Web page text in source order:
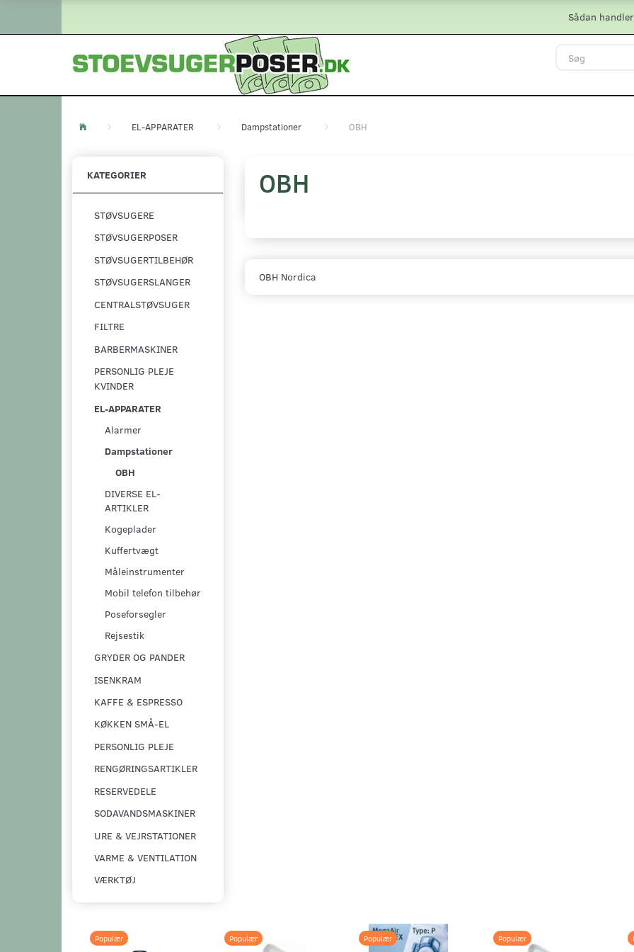
Sådan
EL-APPARATER Dampstationer OBH
KATEGORIER
STØVSUGERE
STØVSUGERPOSER
STØVSUGERTILBEHØR
STØVSUGERSLANGER
CENTRALSTØVSUGER
FILTRE
BARBERMASKINER
PERSONLIG PLEJE
KVINDER
EL-APPARATER
Alarmer
Dampstationer
OBH
DIVERSE EL-
ARTIKLER
Kogeplader
Kuffertvægt
Måleinstrumenter
Mobil telefon tilbehør
Poseforsegler
Rejsestik
GRYDER OG PANDER
ISENKRAM
KAFFE & ESPRESSO
KØKKEN SMÅ-EL
PERSONLIG PLEJE
RENGØRINGSARTIKLER
RESERVEDELE
SODAVANDSMASKINER
URE & VEJRSTATIONER
VARME & VENTILATION
VÆRKTØJ
OBH
OBH Nordica
Populær Populær Populær Populær